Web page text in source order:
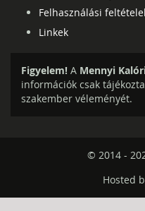
Felhasználási
Linkek
Figyelem! A Mennyi
információk csak
szakember véleményét.
© 2014 -
Hosted